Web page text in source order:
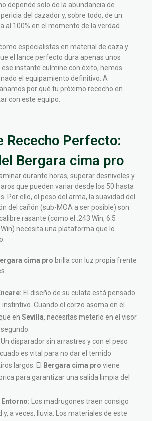
depende solo de la abundancia de
del cazador y, sobre todo, de un
al 100% en el momento de la verdad.
especialistas en material de caza y
el lance perfecto dura apenas unos
instante culmine con éxito, hemos
el equipamiento definitivo. A
por qué tu próximo rececho en
con este equipo.
Rececho Perfecto:
Bergara cima pro
durante horas, superar desniveles y
que pueden variar desde los 50 hasta
Por ello, el peso del arma, la suavidad del
del cañón (sub-MOA a ser posible) son
rasante (como el .243 Win, 6.5
necesita una plataforma que lo
cima pro brilla con luz propia frente
El diseño de su culata está pensado
Cuando el corzo asoma en el
en Sevilla, necesitas meterlo en el visor
Un disparador sin arrastres y con el peso
es vital para no dar el temido
largos. El
Bergara cima pro viene
para garantizar una salida limpia del
Los madrugones traen consigo
y, a veces, lluvia. Los materiales de este